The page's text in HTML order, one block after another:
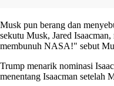
Musk pun berang dan
sekutu Musk, Jared
membunuh NASA!" sebut
Trump menarik nominasi
menentang Isaacman setelah